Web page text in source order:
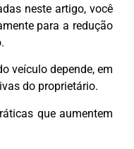
neste artigo, você
para a redução
veículo depende, em
do proprietário.
que aumentem